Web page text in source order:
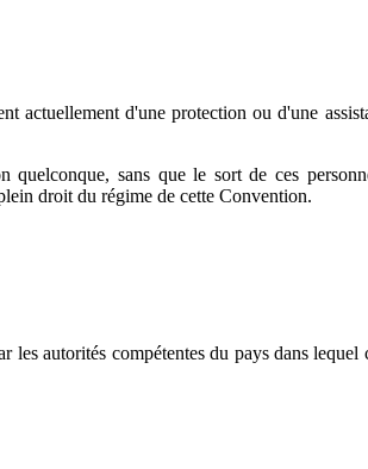
actuellement d'une protection ou d'une
quelconque, sans que le sort de ces
droit du régime de cette Convention.
autorités compétentes du pays dans